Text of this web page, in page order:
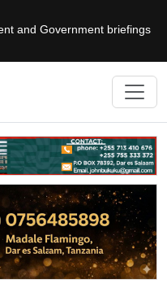
and Government briefings